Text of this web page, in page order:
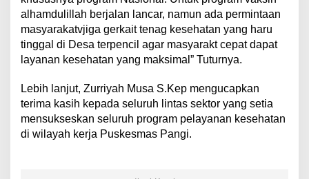
alhamdulillah berjalan lancar, namun ada permintaan
masyarakatvjiga gerkait tenag kesehatan yang haru
tinggal di Desa terpencil agar masyarakt cepat dapat
layanan kesehatan yang maksimal” Tuturnya.
Lebih lanjut, Zurriyah Musa S.Kep mengucapkan
terima kasih kepada seluruh lintas sektor yang setia
mensukseskan seluruh program pelayanan kesehatan
di wilayah kerja Puskesmas Pangi.